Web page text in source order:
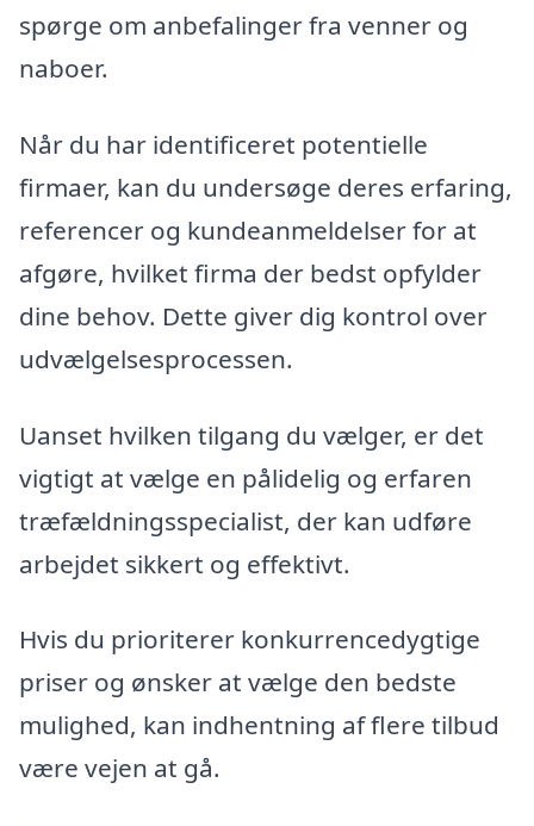
spørge om anbefalinger fra venner og
naboer.
Når du har identificeret potentielle
firmaer, kan du undersøge deres erfaring,
referencer og kundeanmeldelser for at
afgøre, hvilket firma der bedst opfylder
dine behov. Dette giver dig kontrol over
udvælgelsesprocessen.
Uanset hvilken tilgang du vælger, er det
vigtigt at vælge en pålidelig og erfaren
træfældningsspecialist, der kan udføre
arbejdet sikkert og effektivt.
Hvis du prioriterer konkurrencedygtige
priser og ønsker at vælge den bedste
mulighed, kan indhentning af flere tilbud
være vejen at gå.